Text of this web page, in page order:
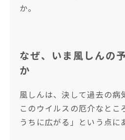
か。
なぜ、いま風しんの
か
風しんは、決して過去の病
このウイルスの厄介なとこ
うちに広がる」という点に